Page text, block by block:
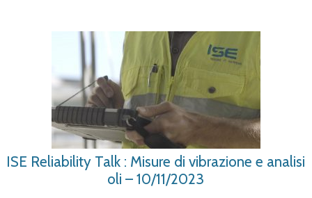
ISE Reliability Talk : Misure di vibrazione e analisi
oli – 10/11/2023